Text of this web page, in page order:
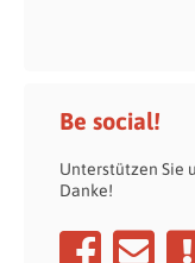
Be social!
Unterstützen Sie
Danke!